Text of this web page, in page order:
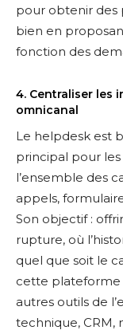
pour obtenir des
bien en
fonction des
4. Centraliser les
omnicanal
Le helpdesk est
principal pour
l’ensemble des
appels,
Son objectif :
rupture, où
quel que soit le
cette plateforme
autres outils de
technique, CRM,